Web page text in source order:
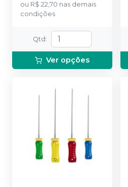
ou R$ 22,70 nas demais
condições
Qtd :
Ver opções